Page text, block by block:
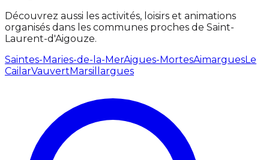
Découvrez aussi les activités, loisirs et animations
organisés dans les communes proches de Saint-
Laurent-d'Aigouze.
Saintes-Maries-de-la-MerAigues-MortesAimarguesLe
CailarVauvertMarsillargues